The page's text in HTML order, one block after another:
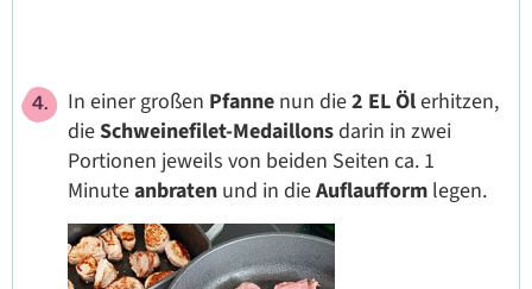
In einer großen Pfanne nun die2 EL Ölerhitzen,
dieSchweinefilet-Medaillonsdarin in zwei
Portionen jeweils von beiden Seiten ca. 1
Minuteanbraten und in dieAuflaufform legen.